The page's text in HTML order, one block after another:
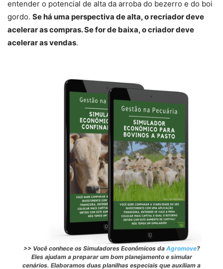
entender o potencial de alta da arroba do bezerro e do boi
gordo. Se há uma perspectiva de alta, o recriador deve
acelerar as compras. Se for de baixa, o criador deve
acelerar as vendas.
>> Você conhece os Simuladores Econômicos da Agromove?
Eles ajudam a preparar um bom planejamento e simular
cenários. Elaboramos duas planilhas especiais que auxiliam a